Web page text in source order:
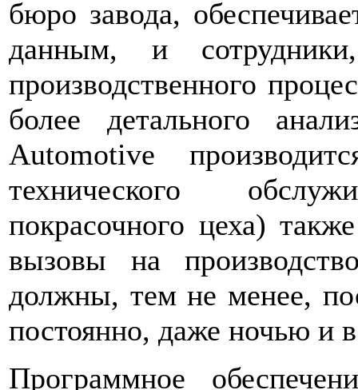
бюро завода,
данным, и
производственного
более детального
Automotive
технического
покрасочного цеха)
вызовы на
должны, тем не менее,
постоянно, даже ночью и
Программное